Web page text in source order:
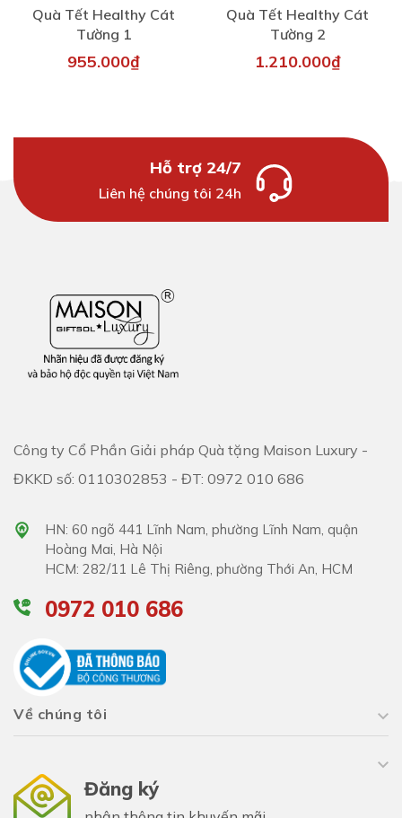
Quà Tết Healthy Cát
Tường 1
955.000₫
Quà Tết Healthy Cát
Tường 2
1.210.000₫
Hỗ trợ 24/7
Liên hệ chúng tôi 24h
Công ty Cổ Phần Giải pháp Quà tặng Maison Luxury -
ĐKKD số: 0110302853 - ĐT: 0972 010 686
HN: 60 ngõ 441 Lĩnh Nam, phường Lĩnh Nam, quận
Hoàng Mai, Hà Nội
HCM: 282/11 Lê Thị Riêng, phường Thới An, HCM
0972 010 686
Về chúng tôi
Đăng ký